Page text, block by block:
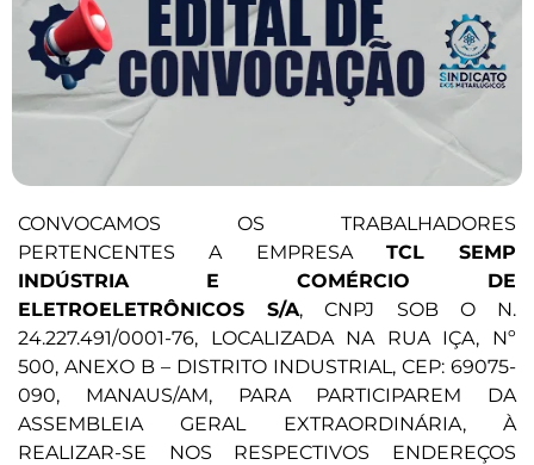
CONVOCAMOS OS TRABALHADORES
PERTENCENTES A EMPRESA TCL SEMP
INDÚSTRIA E COMÉRCIO DE
ELETROELETRÔNICOS S/A, CNPJ SOB O N.
24.227.491/0001-76, LOCALIZADA NA RUA IÇA, Nº
500, ANEXO B – DISTRITO INDUSTRIAL, CEP: 69075-
090, MANAUS/AM, PARA PARTICIPAREM DA
ASSEMBLEIA GERAL EXTRAORDINÁRIA, À
REALIZAR-SE NOS RESPECTIVOS ENDEREÇOS